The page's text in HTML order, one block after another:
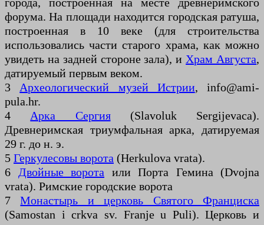
форума. На площади находится городская ратуша,
построенная в 10 веке (для строительства
использовались части старого храма, как можно
увидеть на задней стороне зала), и Храм Августа,
датируемый первым веком.
3 Археологический музей Истрии, info@ami-
pula.hr.
4 Арка Сергия(Slavoluk Sergijevaca).
Древнеримская триумфальная арка, датируемая
29 г. до н. э.
5 Геркулесовы ворота (Herkulova vrata).
6
Двойные ворота или Порта Гемина (Dvojna
vrata). Римские городские ворота
7Монастырь и церковь Святого Франциска
(Samostan i crkva sv. Franje u Puli). Церковь и